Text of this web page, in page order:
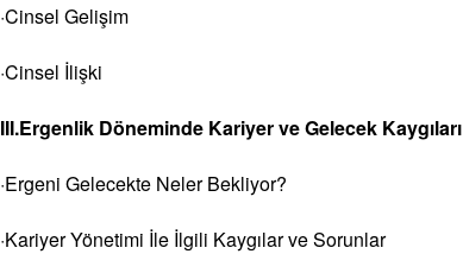
·Cinsel Gelişim
·Cinsel İlişki
III.Ergenlik Döneminde Kariyer ve Gelecek Kaygıları
·Ergeni Gelecekte Neler Bekliyor?
·Kariyer Yönetimi İle İlgili Kaygılar ve Sorunlar